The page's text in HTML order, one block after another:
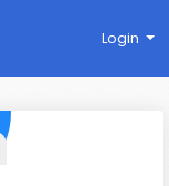
Login